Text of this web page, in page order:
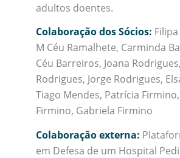
adultos doentes.
Colaboração dos Sócios:
M Céu Ramalhete, Carminda
Céu Barreiros, Joana
Rodrigues, Jorge Rodrigues,
Tiago Mendes, Patrícia
Firmino, Gabriela Firmino
Colaboração externa:
em Defesa de um Hospital